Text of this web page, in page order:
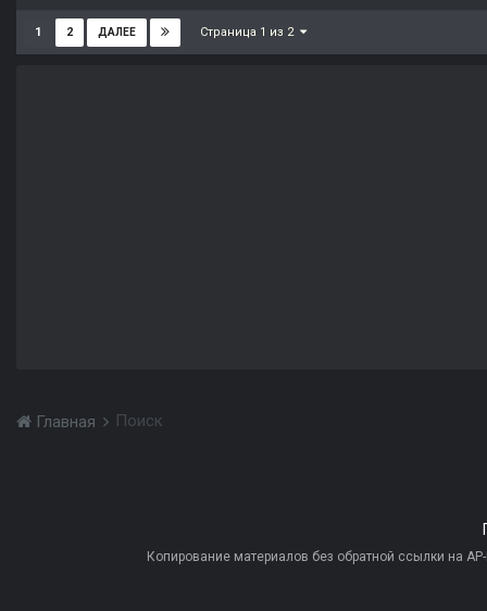
1 2 ДАЛЕЕ Страница 1 из 2
Главная Поиск
Копирование материалов без обратной ссылки на